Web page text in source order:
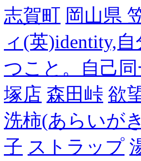
志賀町 岡山県
ィ(英)identity,
つこと。自己
塚店 森田峠 欲
洗柿(あらいが
子 ストラップ